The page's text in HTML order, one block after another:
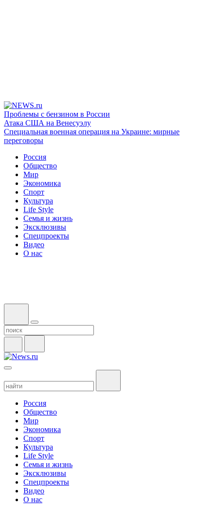
Проблемы с бензином в России
Атака США на Венесуэлу
Специальная военная операция на Украине: мирные
переговоры
Россия
Общество
Мир
Экономика
Спорт
Культура
Life Style
Семья и жизнь
Эксклюзивы
Спецпроекты
Видео
О нас
Россия
Общество
Мир
Экономика
Спорт
Культура
Life Style
Семья и жизнь
Эксклюзивы
Спецпроекты
Видео
О нас